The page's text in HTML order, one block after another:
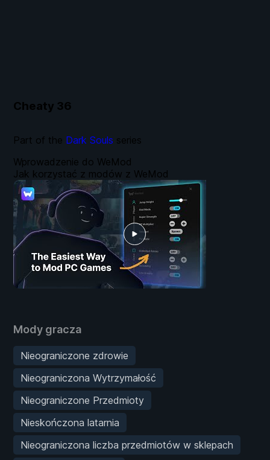
Cheaty 36
Mody gracza
Nieograniczone zdrowie
Nieograniczona Wytrzymałość
Nieograniczone Przedmioty
Nieskończona latarnia
Nieograniczona liczba przedmiotów w sklepach
Wprowadzenie do WeMod
Jak korzystać z modów z WeMod
Part of the Dark Souls series